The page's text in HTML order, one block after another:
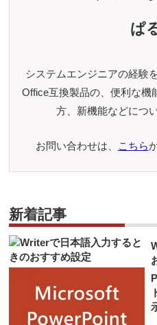
ぱ
システムエンジニアの経験
Office互換製品の、便利な機
方、新機能などにつ
お問い合わせは、 こちら
新着記事